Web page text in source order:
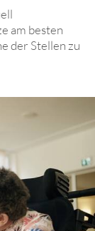
am besten
der Stellen zu